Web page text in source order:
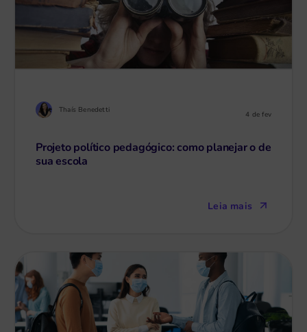
Thaís Benedetti 4 de fev
Projeto político pedagógico: como planejar o de
sua escola
Leia mais